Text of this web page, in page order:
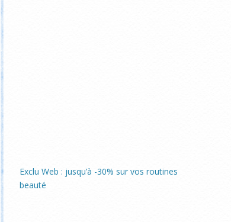
Exclu Web : jusqu’à -30% sur vos routines
beauté